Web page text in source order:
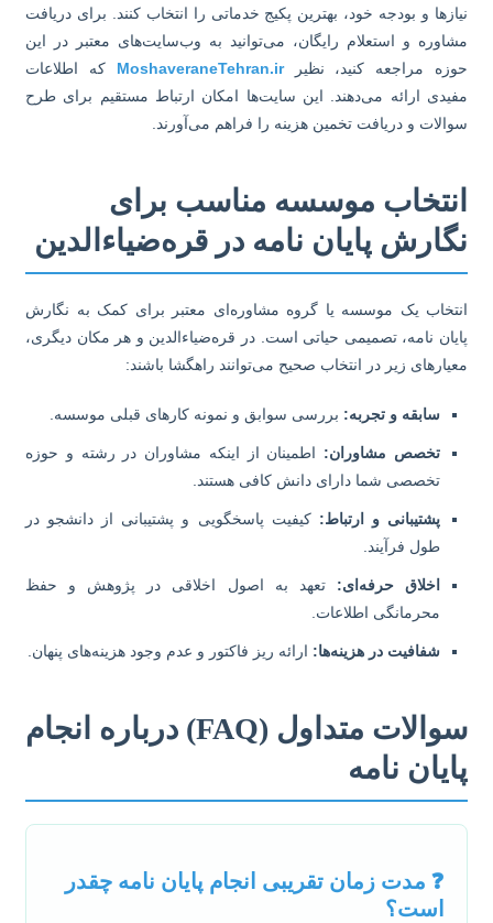
و بودجه خود، بهترین پکیج خدماتی را انتخاب کنند. برای دریافت
و استعلام رایگان، می‌توانید به وب‌سایت‌های معتبر در این
مراجعه کنید، نظیرMoshaveraneTehran.irکه اطلاعات
ارائه می‌دهند. این سایت‌ها امکان ارتباط مستقیم برای طرح
و دریافت تخمین هزینه را فراهم می‌آورند.
موسسه مناسب برای
پایان نامه در قره‌ضیاءالدین
یک موسسه یا گروه مشاوره‌ای معتبر برای کمک به نگارش
نامه، تصمیمی حیاتی است. در قره‌ضیاءالدین و هر مکان دیگری،
زیر در انتخاب صحیح می‌توانند راهگشا باشند:
سابقه و تجربه:بررسی سوابق و نمونه کارهای قبلی موسسه.
تخصص مشاوران:اطمینان از اینکه مشاوران در رشته و حوزه
تخصصی شما دارای دانش کافی هستند.
پشتیبانی و ارتباط: کیفیت پاسخگویی و پشتیبانی از دانشجو در
طول فرآیند.
اخلاق حرفه‌ای:تعهد به اصول اخلاقی در پژوهش و حفظ
محرمانگی اطلاعات.
شفافیت در هزینه‌ها: ارائه ریز فاکتور و عدم وجود هزینه‌های پنهان.
سوالات متداول (FAQ) درباره انجام
نامه
❓ مدت زمان تقریبی انجام پایان نامه چقدر
است؟